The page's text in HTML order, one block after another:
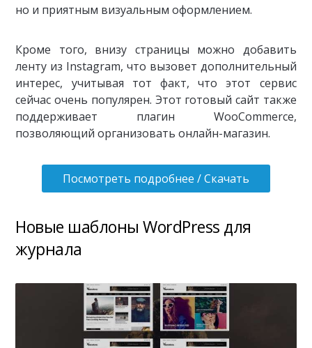
но и приятным визуальным оформлением.
Кроме того, внизу страницы можно добавить
ленту из Instagram, что вызовет дополнительный
интерес, учитывая тот факт, что этот сервис
сейчас очень популярен. Этот готовый сайт также
поддерживает плагин WooCommerce,
позволяющий организовать онлайн-магазин.
Посмотреть подробнее / Скачать
Новые шаблоны WordPress для
журнала